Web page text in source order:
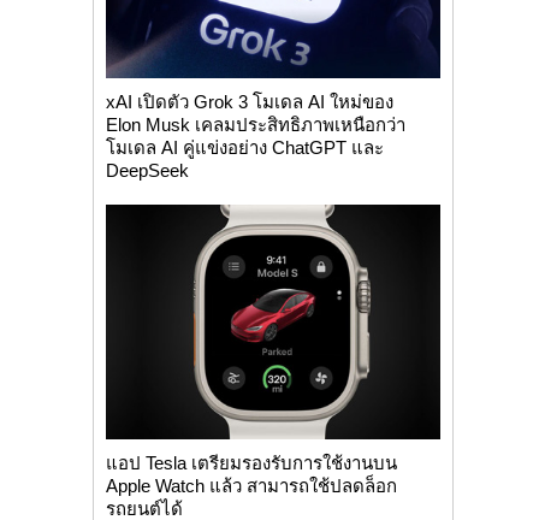
xAI เปิดตัว Grok 3 โมเดล AI ใหม่ของ
Elon Musk เคลมประสิทธิภาพเหนือกว่า
โมเดล AI คู่แข่งอย่าง ChatGPT และ
DeepSeek
แอป Tesla เตรียมรองรับการใช้งานบน
Apple Watch แล้ว สามารถใช้ปลดล็อก
รถยนต์ได้